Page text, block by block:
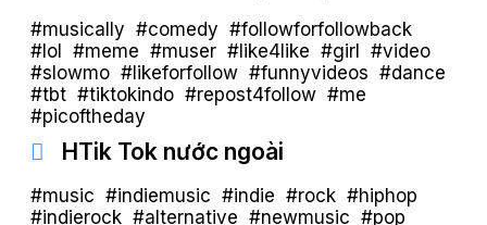
#musically #comedy #followforfollowback
#lol #meme #muser #like4like #girl #video
#slowmo #likeforfollow #funnyvideos #dance
#tbt #tiktokindo #repost4follow #me
#picoftheday
HTik Tok nước ngoài
#music #indiemusic #indie #rock #hiphop
#indierock #alternative #newmusic #pop